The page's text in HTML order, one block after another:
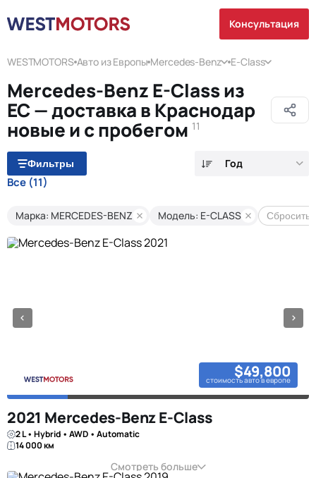
Консультация
WESTMOTORS Авто из Европы Mercedes-Benz E-Class
Mercedes-Benz E-Class из
ЕС — доставка в Краснодар
новые и с пробегом 11
Фильтры Год
Все (11)
Марка: MERCEDES-BENZ Модель: E-CLASS Сбросить
$49,800
стоимость авто в европе
2021 Mercedes-Benz E-Class
2 L • Hybrid • AWD • Automatic
14 000 км
Смотреть больше